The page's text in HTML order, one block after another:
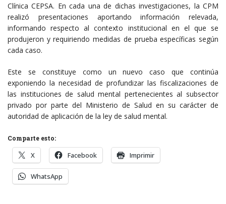
Clínica CEPSA. En cada una de dichas investigaciones, la CPM
realizó presentaciones aportando información relevada,
informando respecto al contexto institucional en el que se
produjeron y requiriendo medidas de prueba específicas según
cada caso.
Este se constituye como un nuevo caso que continúa
exponiendo la necesidad de profundizar las fiscalizaciones de
las instituciones de salud mental pertenecientes al subsector
privado por parte del Ministerio de Salud en su carácter de
autoridad de aplicación de la ley de salud mental.
Comparte esto:
X Facebook Imprimir
WhatsApp